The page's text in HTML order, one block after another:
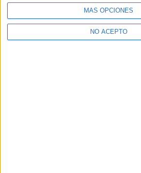
MÁS OPCIONES
NO ACEPTO